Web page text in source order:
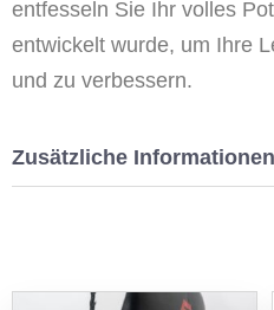
entfesseln Sie Ihr volles
entwickelt wurde, um Ihre
und zu verbessern.
Zusätzliche Informationen